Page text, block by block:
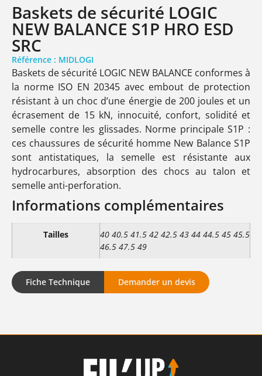
Baskets de sécurité LOGIC
NEW BALANCE S1P HRO ESD
SRC
Référence : MIDLOGI
Baskets de sécurité LOGIC NEW BALANCE conformes à
la norme ISO EN 20345 avec embout de protection
résistant à un choc d’une énergie de 200 joules et un
écrasement de 15 kN, innocuité, confort, solidité et
semelle contre les glissades. Norme principale S1P :
ces chaussures de sécurité homme New Balance S1P
sont antistatiques, la semelle est résistante aux
hydrocarbures, absorption des chocs au talon et
semelle anti-perforation.
Informations complémentaires
Tailles
40 40.5 41.5 42 42.5 43 44 44.5 45 45.5
46.5 47.5 49
Fiche Technique Demander un devis